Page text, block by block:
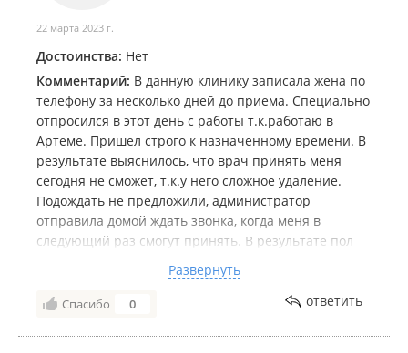
бережно сохраняю, как и все снимки, все фото,
видео съемки сделанные с использованием
микроскопа, заключения специалистов, для
дальнейшего использования в работе.... Обходите
стороной эту клинику.
22 марта 2023 г.
Достоинства: Нет
Комментарий: В данную клинику записала жена по
телефону за несколько дней до приема. Специально
отпросился в этот день с работы т.к.работаю в
Артеме. Пришел строго к назначенному времени. В
результате выяснилось, что врач принять меня
сегодня не сможет, т.к.у него сложное удаление.
Подождать не предложили, администратор
отправила домой ждать звонка, когда меня в
следующий раз смогут принять. В результате пол
клиникам, что бы приняли в этот день. Спасибо за
"теплый" прием администратора, больше к вам не
Развернуть
Спасибо 0 ответить